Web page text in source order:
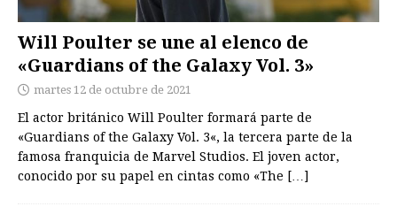
Will Poulter se une al elenco de
«Guardians of the Galaxy Vol. 3»
martes 12 de octubre de 2021
El actor británico Will Poulter formará parte de
«Guardians of the Galaxy Vol. 3«, la tercera parte de la
famosa franquicia de Marvel Studios. El joven actor,
conocido por su papel en cintas como «The […]